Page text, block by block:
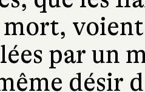
mort,
par un
désir